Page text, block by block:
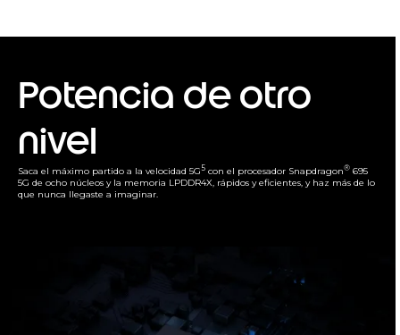
Potencia de otro
nivel
Saca el máximo partido a la velocidad 5G5 con el procesador Snapdragon® 695
5G de ocho núcleos y la memoria LPDDR4X, rápidos y eficientes, y haz más de lo
que nunca llegaste a imaginar.